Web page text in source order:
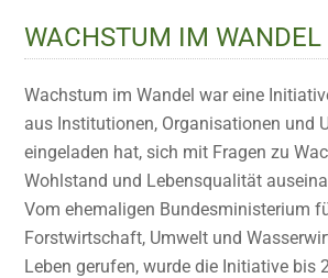
WACHSTUM IM WANDEL
Wachstum im Wandel war eine
aus Institutionen, Organisationen und
eingeladen hat, sich mit Fragen zu
Wohlstand und Lebensqualität
Vom ehemaligen Bundesministerium
Forstwirtschaft, Umwelt und
Leben gerufen, wurde die Initiative bis